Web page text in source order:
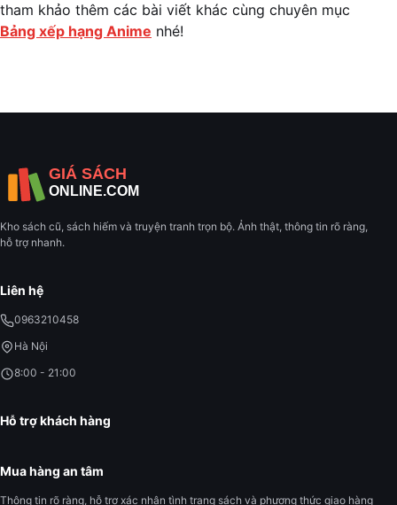
tham khảo thêm các bài viết khác cùng chuyên mục
Bảng xếp hạng Anime nhé!
Kho sách cũ, sách hiếm và truyện tranh trọn bộ. Ảnh thật, thông tin rõ ràng,
hỗ trợ nhanh.
Liên hệ
0963210458
Hà Nội
8:00 - 21:00
Hỗ trợ khách hàng
Mua hàng an tâm
Thông tin rõ ràng, hỗ trợ xác nhận tình trạng sách và phương thức giao hàng